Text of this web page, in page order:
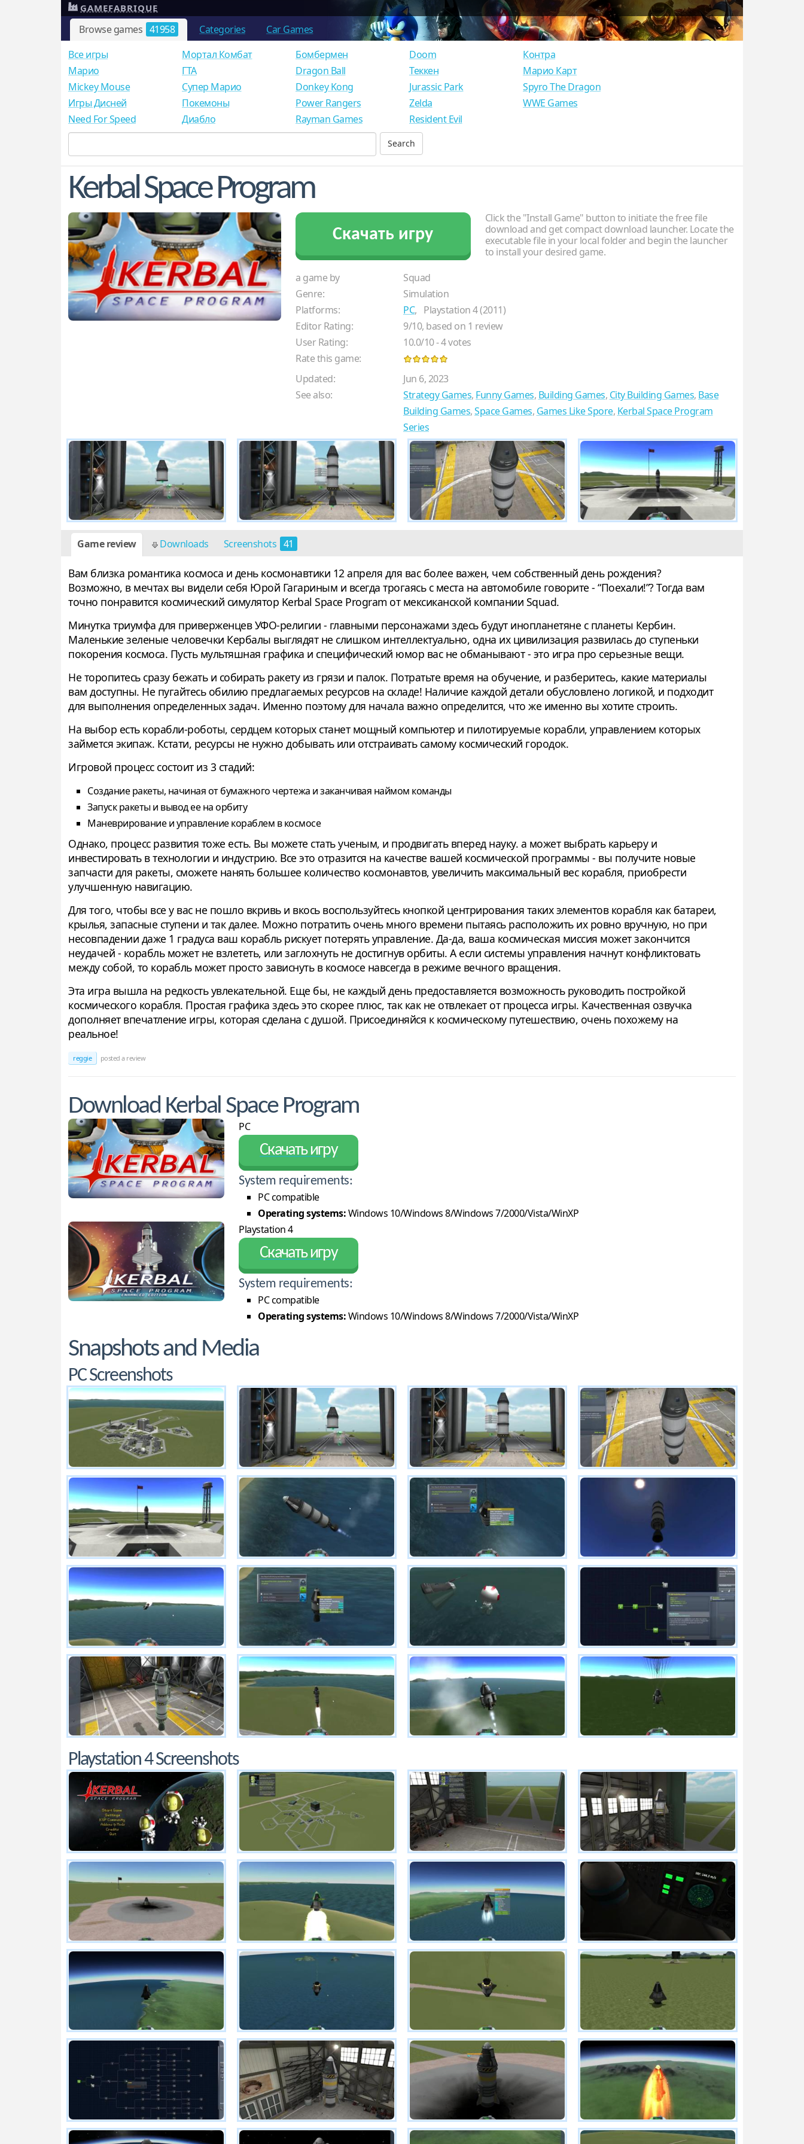
Browse games 41958 Categories Car Games
GAMEFABRIQUE
Все игры
Mарио
Mickey Mouse
Игры Дисней
Need For Speed
Мортал Комбат
ГТА
Супер Марио
Покемоны
Диабло
Бомбермен
Dragon Ball
Donkey Kong
Power Rangers
Rayman Games
Doom
Теккен
Jurassic Park
Zelda
Resident Evil
Контра
Марио Карт
Spyro The Dragon
WWE Games
Kerbal Space Program
Скачать игру
Click the "Install Game" button to initiate the free file
download and get compact download launcher. Locate the
executable file in your local folder and begin the launcher
to install your desired game.
a game by
Squad
Genre:
Simulation
Platforms:
PC, Playstation 4 (2011)
Editor Rating:
9/10, based on 1 review
User Rating:
10.0/10-4votes
Rate this game:
Updated:
Jun 6, 2023
See also:
Strategy Games, Funny Games, Building Games, City Building Games, Base
Building Games,Space Games, Games Like Spore, Kerbal Space Program
Series
Game review Downloads Screenshots 41
Вам близка романтика космоса и день космонавтики 12 апреля для вас более важен, чем собственный день рождения?
Возможно, в мечтах вы видели себя Юрой Гагариным и всегда трогаясь с места на автомобиле говорите - “Поехали!”? Тогда вам
точно понравится космический симулятор Kerbal Space Program от мексиканской компании Squad.
Минутка триумфа для приверженцев УФО-религии - главными персонажами здесь будут инопланетяне с планеты Кербин.
Маленькие зеленые человечки Кербалы выглядят не слишком интеллектуально, одна их цивилизация развилась до ступеньки
покорения космоса. Пусть мультяшная графика и специфический юмор вас не обманывают - это игра про серьезные вещи.
Не торопитесь сразу бежать и собирать ракету из грязи и палок. Потратьте время на обучение, и разберитесь, какие материалы
вам доступны. Не пугайтесь обилию предлагаемых ресурсов на складе! Наличие каждой детали обусловлено логикой, и подходит
для выполнения определенных задач. Именно поэтому для начала важно определится, что же именно вы хотите строить.
На выбор есть корабли-роботы, сердцем которых станет мощный компьютер и пилотируемые корабли, управлением которых
займется экипаж. Кстати, ресурсы не нужно добывать или отстраивать самому космический городок.
Игровой процесс состоит из 3 стадий:
Создание ракеты, начиная от бумажного чертежа и заканчивая наймом команды
Запуск ракеты и вывод ее на орбиту
Маневрирование и управление кораблем в космосе
Однако, процесс развития тоже есть. Вы можете стать ученым, и продвигать вперед науку. а может выбрать карьеру и
инвестировать в технологии и индустрию. Все это отразится на качестве вашей космической программы - вы получите новые
запчасти для ракеты, сможете нанять большее количество космонавтов, увеличить максимальный вес корабля, приобрести
улучшенную навигацию.
Для того, чтобы все у вас не пошло вкривь и вкось воспользуйтесь кнопкой центрирования таких элементов корабля как батареи,
крылья, запасные ступени и так далее. Можно потратить очень много времени пытаясь расположить их ровно вручную, но при
несовпадении даже 1 градуса ваш корабль рискует потерять управление. Да-да, ваша космическая миссия может закончится
неудачей - корабль может не взлететь, или заглохнуть не достигнув орбиты. А если системы управления начнут конфликтовать
между собой, то корабль может просто зависнуть в космосе навсегда в режиме вечного вращения.
Эта игра вышла на редкость увлекательной. Еще бы, не каждый день предоставляется возможность руководить постройкой
космического корабля. Простая графика здесь это скорее плюс, так как не отвлекает от процесса игры. Качественная озвучка
дополняет впечатление игры, которая сделана с душой. Присоединяйся к космическому путешествию, очень похожему на
реальное!
reggie posted a review
Download Kerbal Space Program
PC
Скачать игру
System requirements:
PC compatible
Operating systems:Windows 10/Windows 8/Windows 7/2000/Vista/WinXP
Playstation 4
Скачать игру
System requirements:
PC compatible
Operating systems:Windows 10/Windows 8/Windows 7/2000/Vista/WinXP
Snapshots and Media
PC Screenshots
Playstation 4 Screenshots